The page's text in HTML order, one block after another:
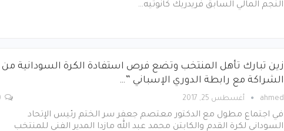
النجم المالي السابق فريدريك كانوتيه…
زين تبارك تأهل المنتخب وتضع فرص استفادة الكرة السودانية من
الشراكة مع رابطة الدوري الإسباني ”…
ahmed أغسطس 25, 2017
في اجتماع مطول مع الدكتور معتصم جعفر سر الختم رئيس الإتحاد
السوداني لكرة القدم والكابتن محمد عبد الله مازدا المدير الفني للمنتخب